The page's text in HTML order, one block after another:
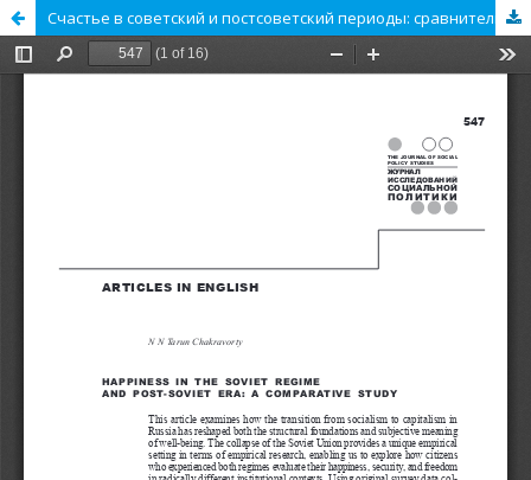
Счастье в советский и постсоветский периоды: сравнительное исследование